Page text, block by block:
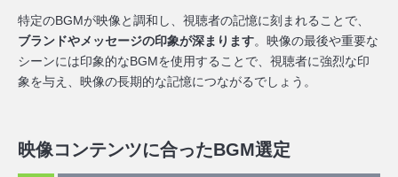
特定のBGMが映像と調和し、視聴者の記憶に刻まれることで、
ブランドやメッセージの印象が深まります。映像の最後や重要な
シーンには印象的なBGMを使用することで、視聴者に強烈な印
象を与え、映像の長期的な記憶につながるでしょう。
映像コンテンツに合ったBGM選定